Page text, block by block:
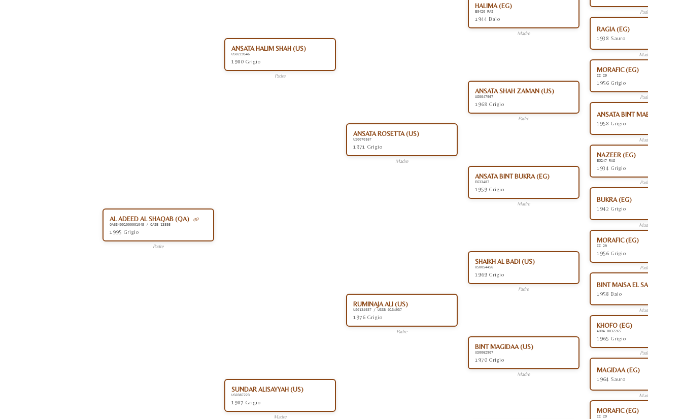
AL ADEED AL SHAQAB (QA)
QA634001000001045 / QASB 13895
1995 Grigio
Padre
ANSATA HALIM SHAH (US)
US0219546
1980 Grigio
Padre
HALIMA (EG)
EG420 RAS
1944 Baio
Madre
Padre
RAGIA (EG)
1938 Sauro
Madre
ANSATA ROSETTA (US)
US0070167
1971 Grigio
Madre
ANSATA SHAH ZAMAN (US)
US0047967
1968 Grigio
Padre
MORAFIC (EG)
II 29
1956 Grigio
Padre
ANSATA BINT MABROUKA
1958 Grigio
Madre
ANSATA BINT BUKRA (EG)
EG33487
1959 Grigio
Madre
NAZEER (EG)
EG247 RAS
1934 Grigio
Padre
BUKRA (EG)
1942 Grigio
Madre
SUNDAR ALISAYYAH (US)
US0387223
1987 Grigio
Madre
RUMINAJA ALI (US)
US0134937 / USSB 0134937
1976 Grigio
Padre
SHAIKH AL BADI (US)
US0054456
1969 Grigio
Padre
MORAFIC (EG)
II 29
1956 Grigio
Padre
BINT MAISA EL SAGHIRA (EG)
1958 Baio
Madre
BINT MAGIDAA (US)
US0062907
1970 Grigio
Madre
KHOFO (EG)
AHRA 0032265
1965 Grigio
Padre
MAGIDAA (EG)
1964 Sauro
Madre
MORAFIC (EG)
II 29